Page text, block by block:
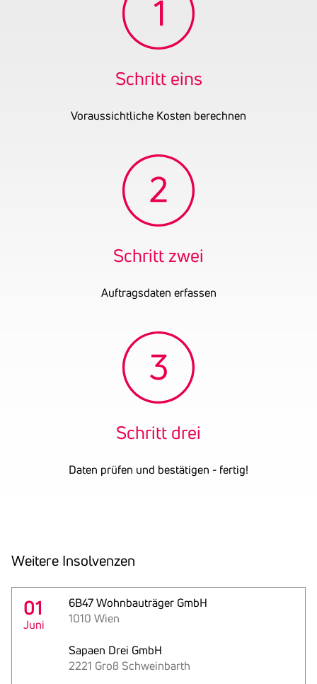
Rechtsanwälte GmbH tätig.
1989
ATU58306504
Schritt eins
Voraussichtliche Kosten berechnen
Schritt zwei
Auftragsdaten erfassen
Schritt drei
Daten prüfen und bestätigen - fertig!
Weitere Insol­venzen
01
Juni
6B47 Wohnbauträger GmbH
1010 Wien
Sapaen Drei GmbH
2221 Groß Schweinbarth